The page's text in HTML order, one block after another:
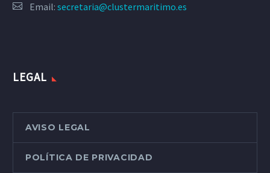
Email: secretaria@clustermaritimo.es
LEGAL
AVISO LEGAL
POLÍTICA DE PRIVACIDAD